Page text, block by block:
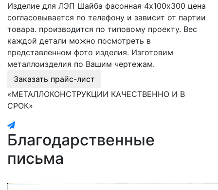
Изделие для ЛЭП Шайба фасонная 4х100х300 цена
согласовывается по телефону и зависит от партии
товара. производится по типовому проекту. Вес
каждой детали можно посмотреть в
представленном фото изделия. Изготовим
металлоизделия по Вашим чертежам.
Заказать прайс-лист
«МЕТАЛЛОКОНСТРУКЦИИ КАЧЕСТВЕННО И В
СРОК»
Благодарственные
письма